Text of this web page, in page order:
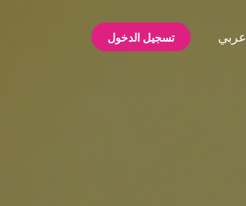
عربي تسجيل الدخول